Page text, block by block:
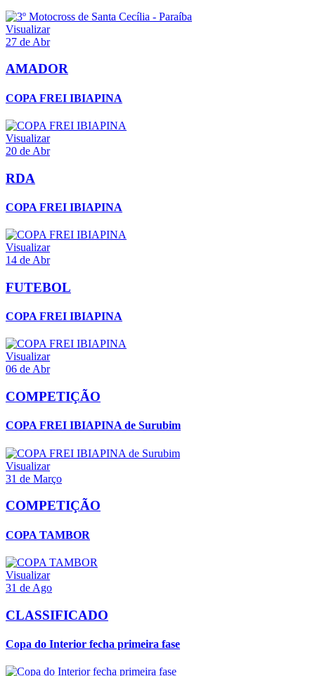
Visualizar
27 de Abr
AMADOR
COPA FREI IBIAPINA
Visualizar
20 de Abr
RDA
COPA FREI IBIAPINA
Visualizar
14 de Abr
FUTEBOL
COPA FREI IBIAPINA
Visualizar
06 de Abr
COMPETIÇÃO
COPA FREI IBIAPINA de Surubim
Visualizar
31 de Março
COMPETIÇÃO
COPA TAMBOR
Visualizar
31 de Ago
CLASSIFICADO
Copa do Interior fecha primeira fase